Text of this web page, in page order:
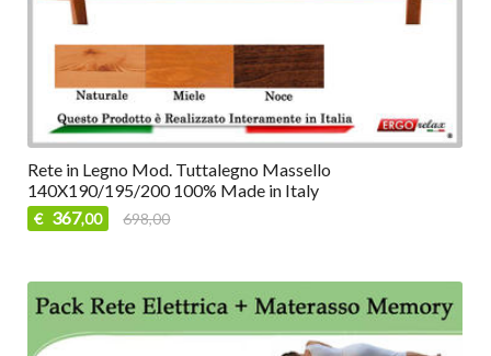
Rete in Legno Mod. Tuttalegno Massello
140X190/195/200 100% Made in Italy
€ 367,00 698,00